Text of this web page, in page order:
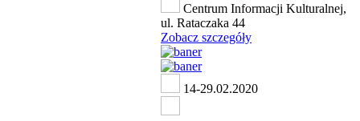
Centrum Informacji Kulturalnej,
ul. Rataczaka 44
Zobacz szczegóły
14-29.02.2020